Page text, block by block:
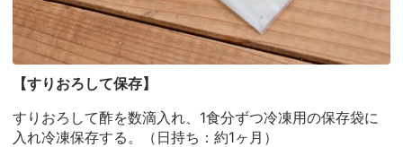
【すりおろして保存】
すりおろして酢を数滴入れ、1食分ずつ冷凍用の保存袋に
入れ冷凍保存する。（日持ち：約1ヶ月）